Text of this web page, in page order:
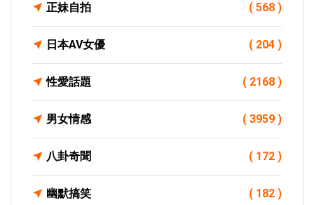
正妹自拍 ( 568 )
日本AV女優 ( 204 )
性愛話題 ( 2168 )
男女情感 ( 3959 )
八卦奇聞 ( 172 )
幽默搞笑 ( 182 )